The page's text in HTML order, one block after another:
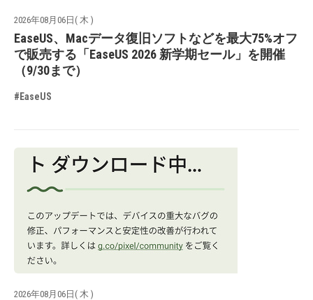
2026年08月06日( 木 )
EaseUS、Macデータ復旧ソフトなどを最大75%オフ
で販売する「EaseUS 2026 新学期セール」を開催
（9/30まで）
#EaseUS
2026年08月06日( 木 )